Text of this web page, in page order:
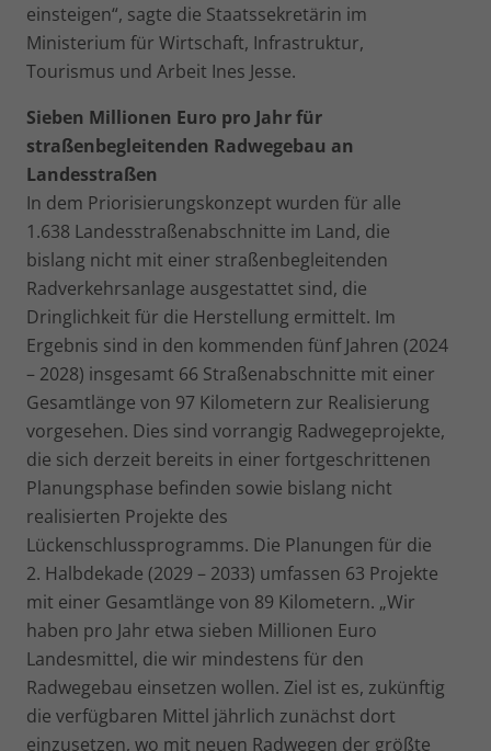
einsteigen“, sagte die Staatssekretärin im
Ministerium für Wirtschaft, Infrastruktur,
Tourismus und Arbeit Ines Jesse.
Sieben Millionen Euro pro Jahr für
straßenbegleitenden Radwegebau an
Landesstraßen
In dem Priorisierungskonzept wurden für alle
1.638 Landesstraßenabschnitte im Land, die
bislang nicht mit einer straßenbegleitenden
Radverkehrsanlage ausgestattet sind, die
Dringlichkeit für die Herstellung ermittelt. Im
Ergebnis sind in den kommenden fünf Jahren (2024
– 2028) insgesamt 66 Straßenabschnitte mit einer
Gesamtlänge von 97 Kilometern zur Realisierung
vorgesehen. Dies sind vorrangig Radwegeprojekte,
die sich derzeit bereits in einer fortgeschrittenen
Planungsphase befinden sowie bislang nicht
realisierten Projekte des
Lückenschlussprogramms. Die Planungen für die
2. Halbdekade (2029 – 2033) umfassen 63 Projekte
mit einer Gesamtlänge von 89 Kilometern. „Wir
haben pro Jahr etwa sieben Millionen Euro
Landesmittel, die wir mindestens für den
Radwegebau einsetzen wollen. Ziel ist es, zukünftig
die verfügbaren Mittel jährlich zunächst dort
einzusetzen, wo mit neuen Radwegen der größte